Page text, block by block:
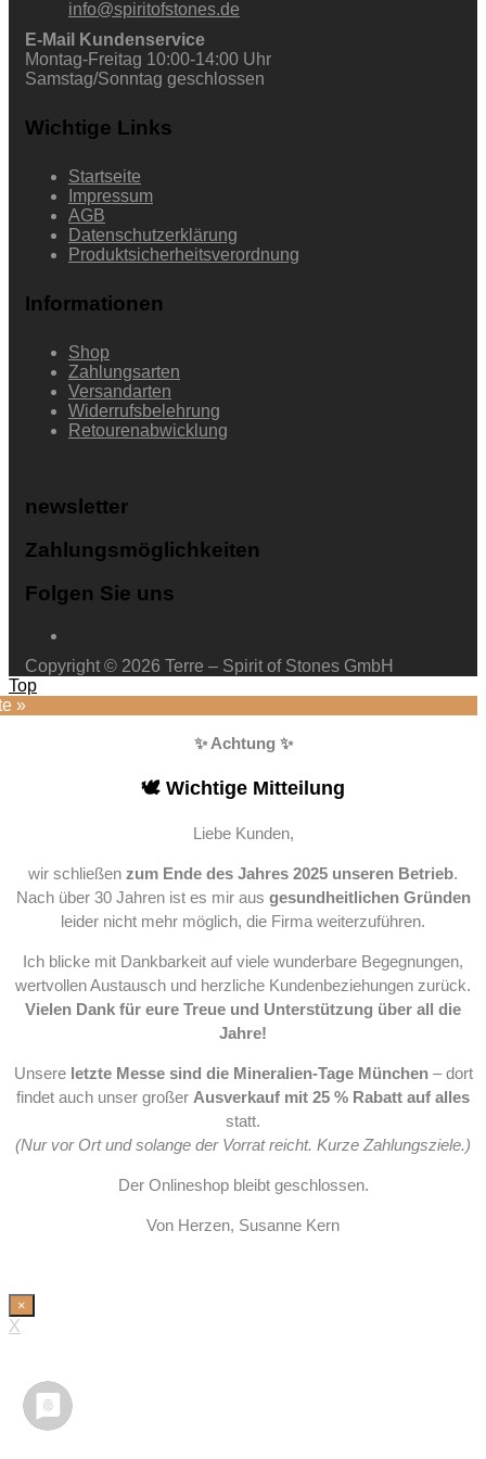
3mm
cabochon
5mm
cabochon
8mm
8mm
5x7mm
verspielt ø
8mm
Ringe
2 Steine
klein oval
rund & oval
Malachit
Facettiert
Mix
glatt 4
Tropfen
Granat
Labradorit
MIX
Tropfen
Rosenquarz
simpel rund
Tuerkis
info@spiritofstones.de
E-Mail Kundenservice
Montag-Freitag 10:00-14:00 Uhr
Samstag/Sonntag geschlossen
Wichtige Links
Startseite
Impressum
AGB
Datenschutzerklärung
Produktsicherheitsverordnung
Informationen
Shop
Zahlungsarten
Versandarten
Widerrufsbelehrung
Retourenabwicklung
newsletter
Zahlungsmöglichkeiten
Folgen Sie uns
Copyright © 2026 Terre – Spirit of Stones GmbH
Top
»
✨ Achtung ✨
🕊️ Wichtige Mitteilung
Liebe Kunden,
wir schließen zum Ende des Jahres 2025 unseren Betrieb.
Nach über 30 Jahren ist es mir aus gesundheitlichen Gründen
leider nicht mehr möglich, die Firma weiterzuführen.
Ich blicke mit Dankbarkeit auf viele wunderbare Begegnungen,
wertvollen Austausch und herzliche Kundenbeziehungen zurück.
Vielen Dank für eure Treue und Unterstützung über all die
Jahre!
Unsere letzte Messe sind die Mineralien-Tage München– dort
findet auch unser großer Ausverkauf mit 25 % Rabatt auf alles
statt.
(Nur vor Ort und solange der Vorrat reicht. Kurze Zahlungsziele.)
Der Onlineshop bleibt geschlossen.
Von Herzen, Susanne Kern
×
X